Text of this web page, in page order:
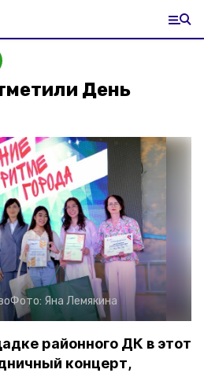
День
Фото: Яна Лемякина
районного ДК в этот
концерт,